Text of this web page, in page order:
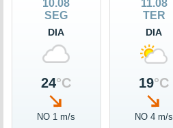
10.08
SEG
DIA
24°C
NO 1 m/s
11.08
TER
DIA
19°C
NO 4 m/s